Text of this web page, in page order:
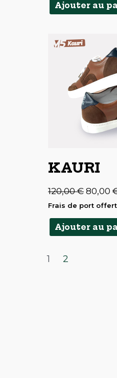
Ajouter au
KAURI
120,00€ Le
prix
initial
120,00
80,00
Frais de port
Ajouter au
1 2